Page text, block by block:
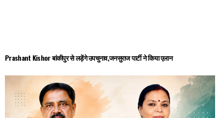
Prashant Kishor बांकीपुर से लड़ेंगे उपचुनाव,जनसुराज पार्टी ने किया एलान